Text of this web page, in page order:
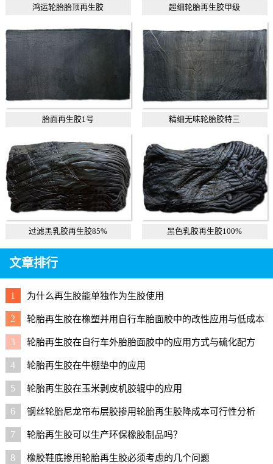
鸿运轮胎胎顶再生胶 超细轮胎再生胶甲级
胎面再生胶1号 精细无味轮胎胶特三
过滤黑乳胶再生胶85% 黑色乳胶再生胶100%
文章排行
1 为什么再生胶能单独作为生胶使用
2
轮胎再生胶在橡塑并用自行车胎面胶中的改性应用与低成本
配方
3 轮胎再生胶在自行车外胎胎面胶中的应用方式与硫化配方
4 轮胎再生胶在牛棚垫中的应用
5 轮胎再生胶在玉米剥皮机胶辊中的应用
6 钢丝轮胎尼龙帘布层胶掺用轮胎再生胶降成本可行性分析
7 轮胎再生胶可以生产环保橡胶制品吗？
8 橡胶鞋底掺用轮胎再生胶必须考虑的几个问题